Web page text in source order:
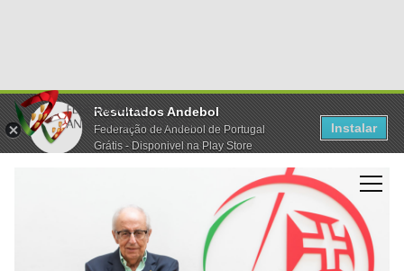
Resultados Andebol
Federação de Andebol de Portugal
Grátis - Disponivel na Play Store
Instalar